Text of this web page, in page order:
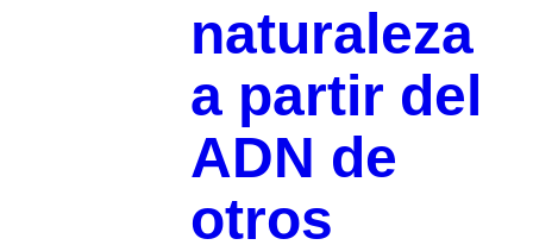
naturaleza
a partir del
ADN de
otros